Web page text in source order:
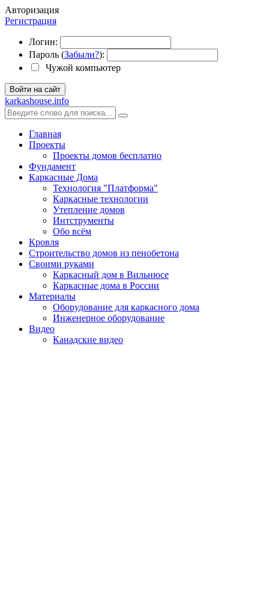
Авторизация
Регистрация
Логин:
Пароль (Забыли?):
Чужой компьютер
Войти на сайт
karkashouse.info
Главная
Проекты
Проекты домов бесплатно
Фундамент
Каркасные Дома
Технология "Платформа"
Каркасные технологии
Утепление домов
Интструменты
Обо всём
Кровля
Строительство домов из пенобетона
Своими руками
Каркасный дом в Вильнюсе
Каркасные дома в России
Материалы
Оборудование для каркасного дома
Инженерное оборудование
Видео
Канадские видео